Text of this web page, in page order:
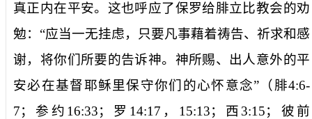
真正内在平安。这也呼应了保罗给腓立比教会的劝
勉：“应当一无挂虑，只要凡事藉着祷告、祈求和感
谢，将你们所要的告诉神。神所赐、出人意外的平
安必在基督耶稣里保守你们的心怀意念”（ 腓4:6-
7；参约 16:33；罗 14:17 ， 15:13；西 3:15；彼前